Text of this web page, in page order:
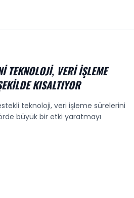
TEKNOLOJI, VERI İŞLEME
KISALTIYOR
teknoloji, veri işleme sürelerini
büyük bir etki yaratmayı